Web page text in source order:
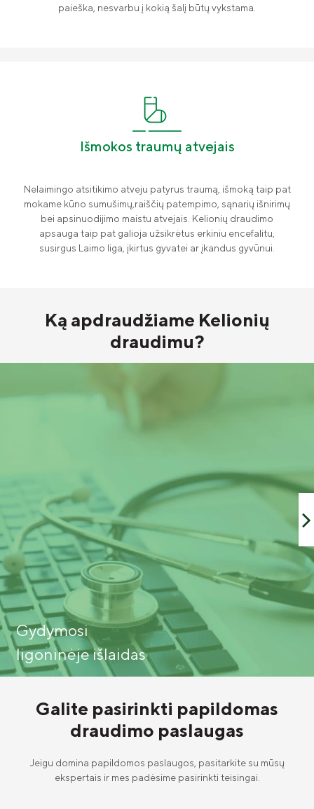
paieška, nesvarbu į kokią šalį būtų vykstama.
Išmokos traumų atvejais
Nelaimingo atsitikimo atveju patyrus traumą, išmoką taip pat
mokame kūno sumušimų,raiščių patempimo, sąnarių išnirimų
bei apsinuodijimo maistu atvejais. Kelionių draudimo
apsauga taip pat galioja užsikrėtus erkiniu encefalitu,
susirgus Laimo liga, įkirtus gyvatei ar įkandus gyvūnui.
Ką apdraudžiame Kelionių
draudimu?
Gydymosi
ligoninėje išlaidas
Galite pasirinkti papildomas
draudimo paslaugas
Jeigu domina papildomos paslaugos, pasitarkite su mūsų
ekspertais ir mes padėsime pasirinkti teisingai.